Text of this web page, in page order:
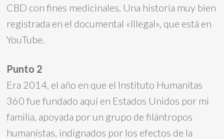
CBD con fines medicinales. Una historia muy bien
registrada en el documental «Illegal», que está en
YouTube.
Punto 2
Era 2014, el año en que el Instituto Humanitas
360 fue fundado aquí en Estados Unidos por mi
familia, apoyada por un grupo de filántropos
humanistas, indignados por los efectos de la